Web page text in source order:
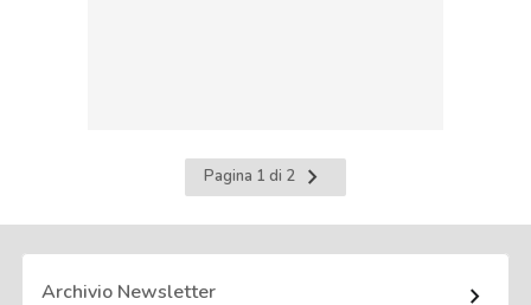
Pagina 1 di 2
Pagina
successiva
Archivio Newsletter